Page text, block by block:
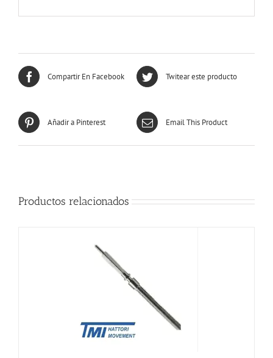
Compartir En Facebook Twitear este producto
Añadir a Pinterest Email This Product
Productos relacionados